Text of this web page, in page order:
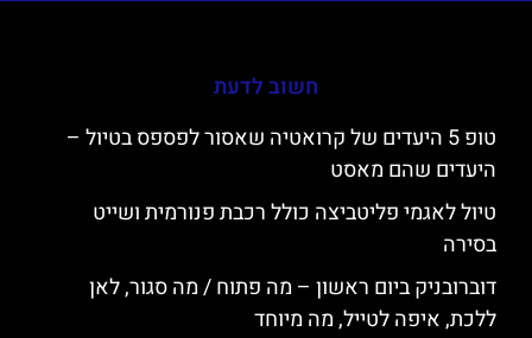
חשוב לדעת
טופ 5 היעדים של קרואטיה שאסור לפספס בטיול –
היעדים שהם מאסט
טיול לאגמי פליטביצה כולל רכבת פנורמית ושייט
בסירה
דוברובניק ביום ראשון – מה פתוח / מה סגור, לאן
ללכת, איפה לטייל, מה מיוחד